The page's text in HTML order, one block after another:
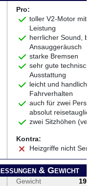
Pro:
toller V2-Motor mit
Leistung
herrlicher Sound,
Ansauggeräusch
starke Bremsen
sehr gute technische
Ausstattung
leicht und handlich,
Fahrverhalten
auch für zwei
absolut reisetauglich
zwei Sitzhöhen
Kontra:
Heizgriffe nicht Serie
& Gewicht
Gewicht 199